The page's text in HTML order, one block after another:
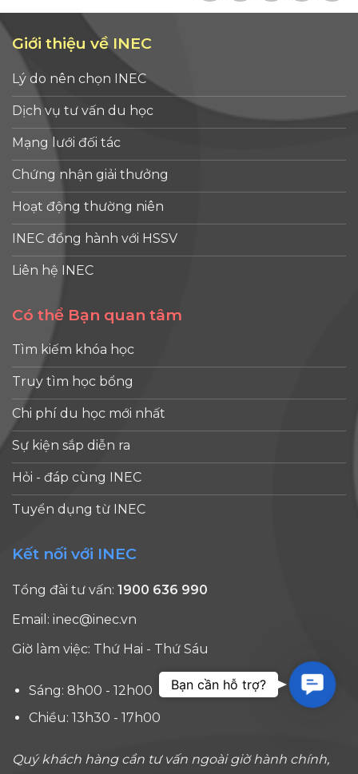
Giới thiệu về INEC
Lý do nên chọn INEC
Dịch vụ tư vấn du học
Mạng lưới đối tác
Chứng nhận giải thưởng
Hoạt động thường niên
INEC đồng hành với HSSV
Liên hệ INEC
Có thể Bạn quan tâm
Tìm kiếm khóa học
Truy tìm học bổng
Chi phí du học mới nhất
Sự kiện sắp diễn ra
Hỏi - đáp cùng INEC
Tuyển dụng từ INEC
Kết nối với INEC
Tổng đài tư vấn: 1900 636 990
Email: inec@inec.vn
Giờ làm việc: Thứ Hai - Thứ Sáu
Sáng: 8h00 - 12h00
Chiều: 13h30 - 17h00
Quý khách hàng cần tư vấn ngoài giờ hành chính,
Bạn cần hỗ trợ?